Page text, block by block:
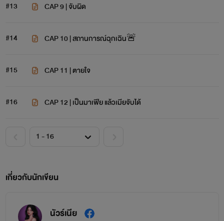
#13 CAP 9 | จับผิด
#14 CAP 10 | สถานการณ์ฉุกเฉิน🚨
#15 CAP 11 | ตายใจ
#16 CAP 12 | เป็นมาเฟีย แล้วเมียจับได้
เกี่ยวกับนักเขียน
นัวร์เนีย